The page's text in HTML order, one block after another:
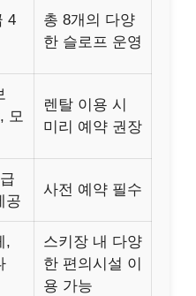
4
총 8개의 다양
한 슬로프 운영
모
렌탈 이용 시
미리 예약 권장
공
사전 예약 필수
,
스키장 내 다양
한 편의시설 이
용 가능